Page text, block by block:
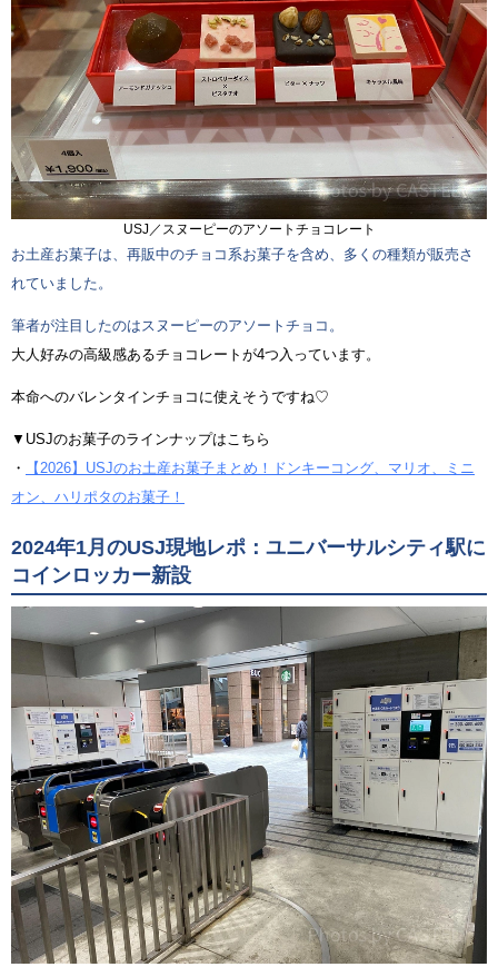
USJ／スヌーピーのアソートチョコレート
お土産お菓子は、再販中のチョコ系お菓子を含め、多くの種類が販売さ
れていました。
筆者が注目したのはスヌーピーのアソートチョコ。
大人好みの高級感あるチョコレートが4つ入っています。
本命へのバレンタインチョコに使えそうですね♡
▼USJのお菓子のラインナップはこちら
・
【2026】USJのお土産お菓子まとめ！ドンキーコング、マリオ、ミニ
オン、ハリポタのお菓子！
2024年1月のUSJ現地レポ：ユニバーサルシティ駅に
コインロッカー新設